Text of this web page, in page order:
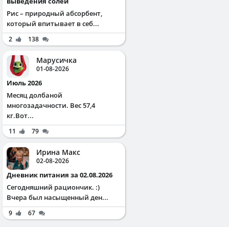
Рис – природный абсорбент,
который впитывает в себ...
2 138
Марусичка
01-08-2026
Июль 2026
Месяц долбаной
многозадачности. Вес 57,4
кг.Вот...
11 79
Ирина Макс
02-08-2026
Дневник питания за 02.08.2026
Сегодняшний рациончик. :)
Вчера был насыщенный ден...
9
67